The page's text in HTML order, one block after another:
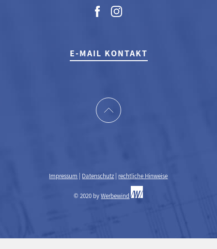
E-MAIL KONTAKT
Impressum Datenschutz rechtliche Hinweise
© 2020 byWerbewind